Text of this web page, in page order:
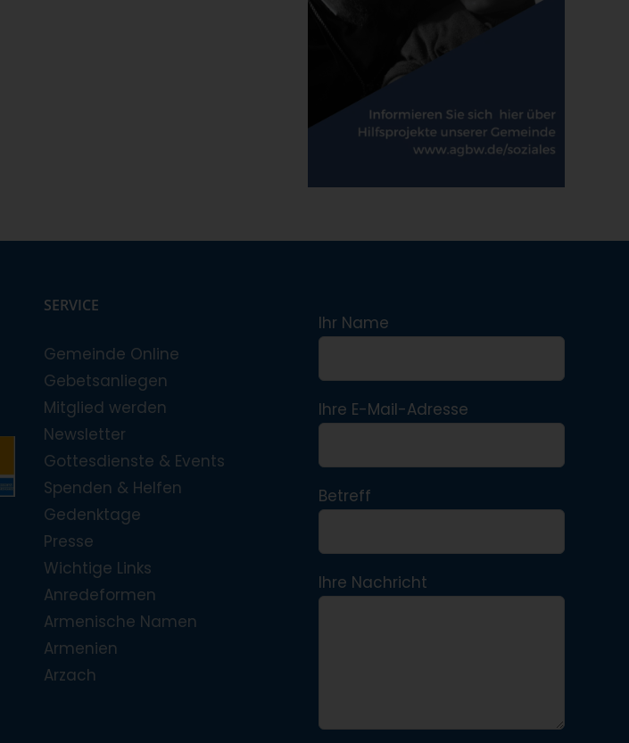
SERVICE
Gemeinde Online
Gebetsanliegen
Mitglied werden
Newsletter
Gottesdienste & Events
Spenden & Helfen
Gedenktage
Presse
Wichtige Links
Anredeformen
Armenische Namen
Armenien
Arzach
Ihr Name
Ihre E-Mail-Adresse
Betreff
Ihre Nachricht